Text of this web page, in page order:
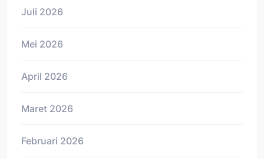
Juli 2026
Mei 2026
April 2026
Maret 2026
Februari 2026